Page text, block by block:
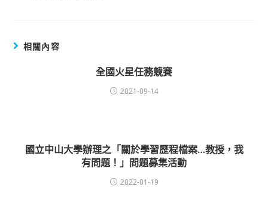
相關內容
全國火星任務競賽
2021-09-14
國立中山大學辦理之「關於學習歷程檔案…教授，我
有問題！」問題募集活動
2022-01-19